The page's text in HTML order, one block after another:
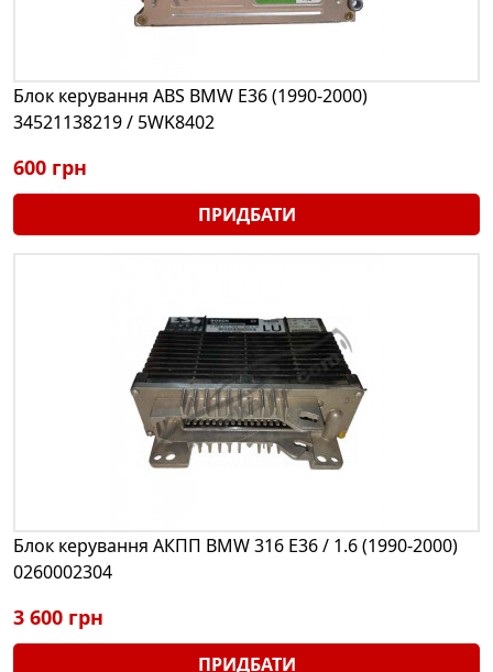
Блок керування ABS BMW E36 (1990-2000)
34521138219 / 5WK8402
600 грн
ПРИДБАТИ
Блок керування АКПП BMW 316 E36 / 1.6 (1990-2000)
0260002304
3 600 грн
ПРИДБАТИ